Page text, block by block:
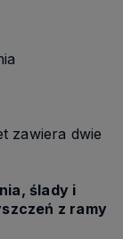
zawiera dwie
ślady i
z ramy